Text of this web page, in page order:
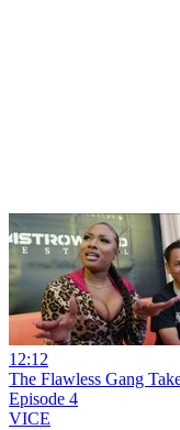
12:12
The Flawless Gang
Episode 4
VICE